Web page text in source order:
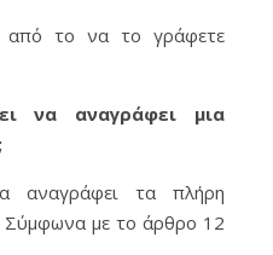
από το να το γράφετε
να αναγράφει μια
αναγράφει τα πλήρη
Σύμφωνα με το άρθρο 12